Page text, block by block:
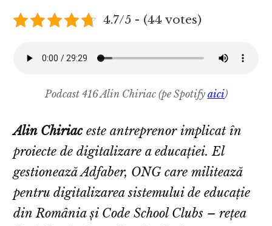
4.7/5 - (44 votes)
Podcast 416 Alin Chiriac (pe Spotify aici)
Alin Chiriaceste antreprenor implicat în
proiecte de digitalizare a educației. El
gestionează Adfaber, ONG care militează
pentru digitalizarea sistemului de educație
din România și Code School Clubs – rețea